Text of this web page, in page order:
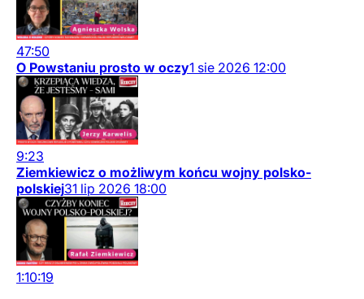
47:50
O Powstaniu prosto w oczy1 sie 2026 12:00
9:23
Ziemkiewicz o możliwym końcu wojny polsko-
polskiej31 lip 2026 18:00
1:10:19